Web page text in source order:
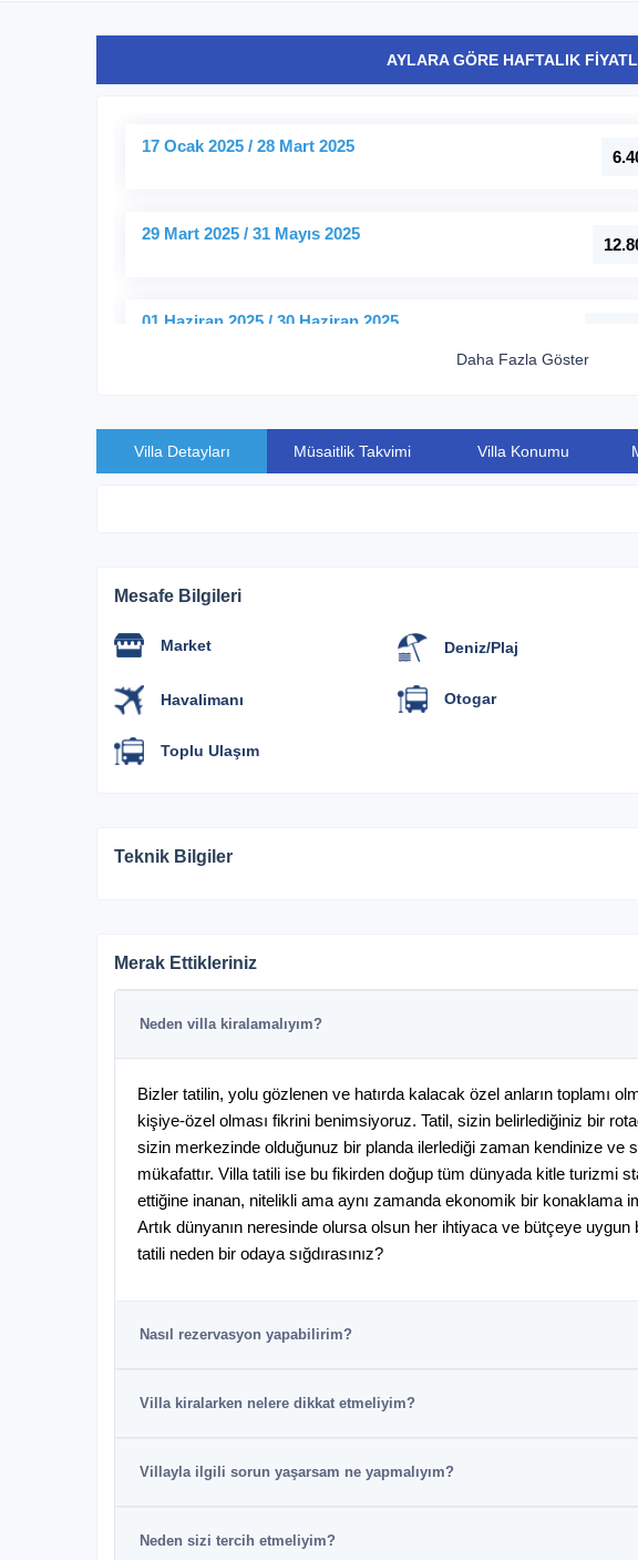
AYLARA GÖRE HAFTALIK
17 Ocak 2025 / 28 Mart 2025
29 Mart 2025 / 31 Mayıs 2025
01 Haziran 2025 / 30 Haziran 2025
Daha Fazla Göster
Villa Detayları Müsaitlik Takvimi Villa Konumu
Mesafe Bilgileri
Market Deniz/Plaj
Havalimanı Otogar
Toplu Ulaşım
Teknik Bilgiler
Merak Ettikleriniz
Neden villa kiralamalıyım?
Bizler tatilin, yolu gözlenen ve hatırda kalacak özel anların toplamı
kişiye-özel olması fikrini benimsiyoruz. Tatil, sizin belirlediğiniz bir
sizin merkezinde olduğunuz bir planda ilerlediği zaman kendinize ve
mükafattır. Villa tatili ise bu fikirden doğup tüm dünyada kitle turizmi
ettiğine inanan, nitelikli ama aynı zamanda ekonomik bir konaklama
Artık dünyanın neresinde olursa olsun her ihtiyaca ve bütçeye
tatili neden bir odaya sığdırasınız?
Nasıl rezervasyon yapabilirim?
Villa kiralarken nelere dikkat etmeliyim?
Villayla ilgili sorun yaşarsam ne yapmalıyım?
Neden sizi tercih etmeliyim?